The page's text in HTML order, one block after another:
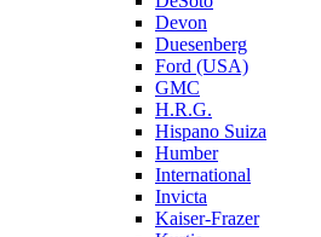
Devon
Duesenberg
Ford (USA)
GMC
H.R.G.
Hispano Suiza
Humber
International
Invicta
Kaiser-Frazer